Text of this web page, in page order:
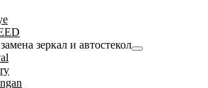
зеркал и автостекол